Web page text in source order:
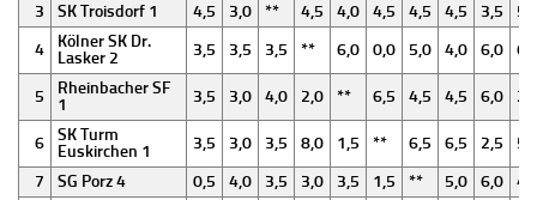
3 SK Troisdorf 1 4,5 3,0 ** 4,5 4,0 4,5 4,5 4,5 3,5
4
Kölner SK Dr.
Lasker 2
3,5 3,5 3,5 ** 6,0 0,0 5,0 4,0 6,0
5
Rheinbacher SF
1
3,5 3,0 4,0 2,0 ** 6,5 4,5 4,5 6,0
6
SK Turm
Euskirchen 1
3,5 3,0 3,5 8,0 1,5 ** 6,5 6,5 2,5
7
SG Porz 4 0,5 4,0 3,5 3,0 3,5 1,5 ** 5,0 6,0